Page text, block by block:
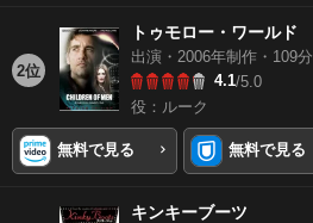
2位
トゥモロー・ワールド
出演・2006年制作・109分
4.1/5.0
役：ルーク
無料で見る 無料で見る
キンキーブーツ